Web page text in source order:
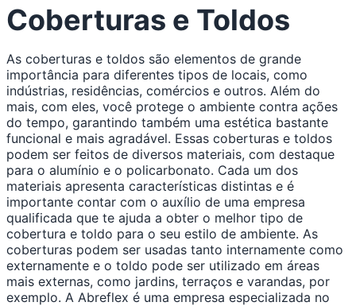
Coberturas e Toldos
As coberturas e toldos são elementos de grande
importância para diferentes tipos de locais, como
indústrias, residências, comércios e outros. Além do
mais, com eles, você protege o ambiente contra ações
do tempo, garantindo também uma estética bastante
funcional e mais agradável. Essas coberturas e toldos
podem ser feitos de diversos materiais, com destaque
para o alumínio e o policarbonato. Cada um dos
materiais apresenta características distintas e é
importante contar com o auxílio de uma empresa
qualificada que te ajuda a obter o melhor tipo de
cobertura e toldo para o seu estilo de ambiente. As
coberturas podem ser usadas tanto internamente como
externamente e o toldo pode ser utilizado em áreas
mais externas, como jardins, terraços e varandas, por
exemplo. A Abreflex é uma empresa especializada no